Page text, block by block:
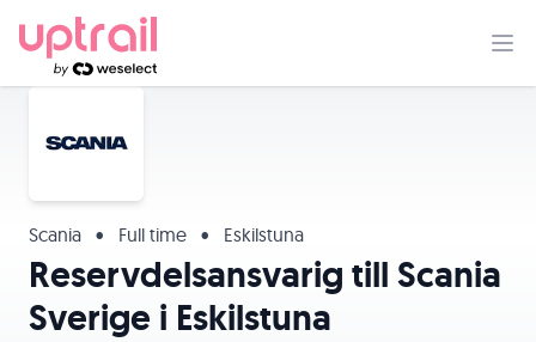
Scania • Full time • Eskilstuna
Reservdelsansvarig till Scania
Sverige i Eskilstuna